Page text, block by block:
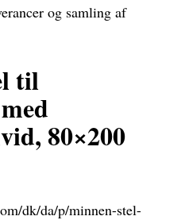
og samling af
til
80×200
dk/da/p/minnen-stel-